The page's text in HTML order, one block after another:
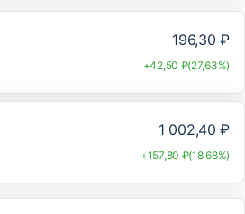
196,30 ₽
+42,50 ₽(27,63%)
1 002,40 ₽
+157,80 ₽(18,68%)